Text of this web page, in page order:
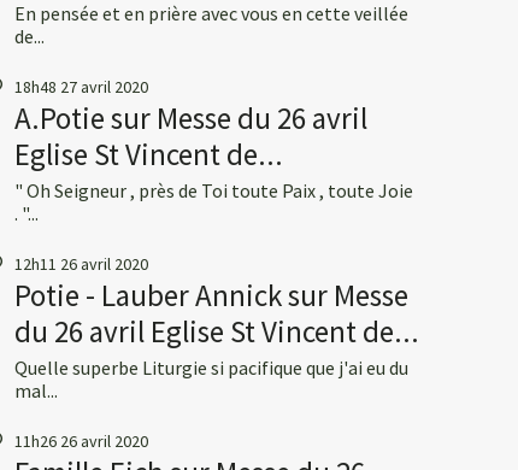
En pensée et en prière avec vous en cette veillée
de...
18h48 27avril 2020
A.Potiesur Messe du 26 avril
Eglise St Vincent de...
" Oh Seigneur , près de Toi toute Paix , toute Joie
. "...
12h11 26avril 2020
Potie - Lauber Annicksur Messe
du 26 avril Eglise St Vincent de...
Quelle superbe Liturgie si pacifique que j'ai eu du
mal...
11h26 26avril 2020